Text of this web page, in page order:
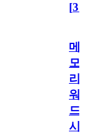
[31
메
모
리
워
드
시